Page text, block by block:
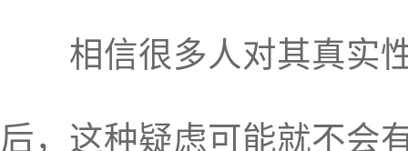
相信很多人对其真实性
后，这种疑虑可能就不会